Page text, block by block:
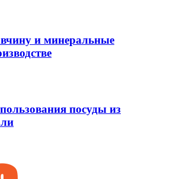
и минеральные
посуды из